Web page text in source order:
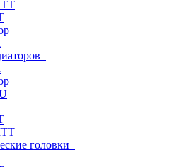
головки